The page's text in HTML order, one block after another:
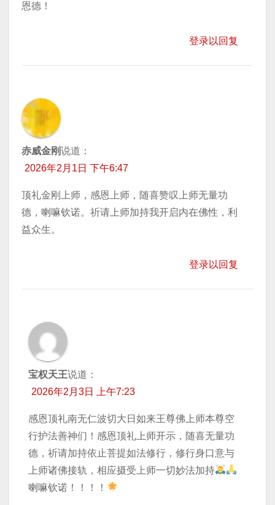
恩德！
登录以回复
赤威金刚说道：
2026年2月1日 下午6:47
顶礼金刚上师，感恩上师，随喜赞叹上师无量功
德，喇嘛钦诺。祈请上师加持我开启内在佛性，利
益众生。
登录以回复
宝权天王说道：
2026年2月3日 上午7:23
感恩顶礼南无仁波切大日如来王尊佛上师本尊空
行护法善神们！感恩顶礼上师开示，随喜无量功
德，祈请加持​依止菩提如法修行，修行身口意与
上师诸佛接轨，相应摄受上师一切妙法加持
喇嘛钦诺！！！！